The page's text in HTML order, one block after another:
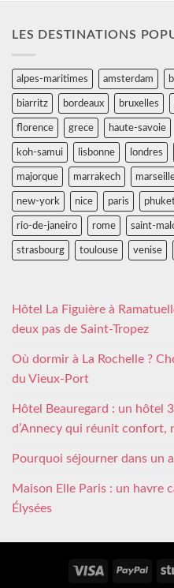
LES DESTINATIONS
alpes-maritimes amsterdam
biarritz bordeaux bruxelles
florence grece haute-savoie
koh-samui lisbonne londres
majorque marrakech
new-york nice paris
rio-de-janeiro rome saint-
strasbourg toulouse venise
Hôtel La Figuière à
deux pas de Saint-Tropez
Où dormir à La Rochelle ?
du Vieux-Port
Hôtel Beauregard : un hôtel
d’Annecy qui réunit confort,
Pourquoi séjourner dans un
Maison Elle Paris : un havre
Élysées
Visa